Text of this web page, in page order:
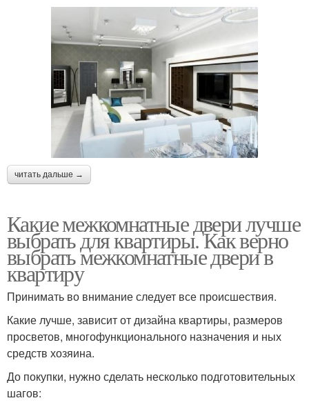
читать дальше →
Какие межкомнатные двери лучше
выбрать для квартиры. Как верно
выбрать межкомнатные двери в
квартиру
Принимать во внимание следует все происшествия.
Какие лучше, зависит от дизайна квартиры, размеров
просветов, многофункционального назначения и ных
средств хозяина.
До покупки, нужно сделать несколько подготовительных
шагов: